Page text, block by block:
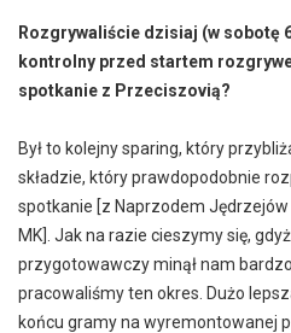
Rozgrywaliście dzisiaj (w sobotę
kontrolny przed startem
spotkanie z Przeciszovią?
Był to kolejny sparing, który
składzie, który prawdopodobnie
spotkanie [z Naprzodem Jędrzejów
MK]. Jak na razie cieszymy się,
przygotowawczy minął nam
pracowaliśmy ten okres. Dużo
końcu gramy na wyremontowanej